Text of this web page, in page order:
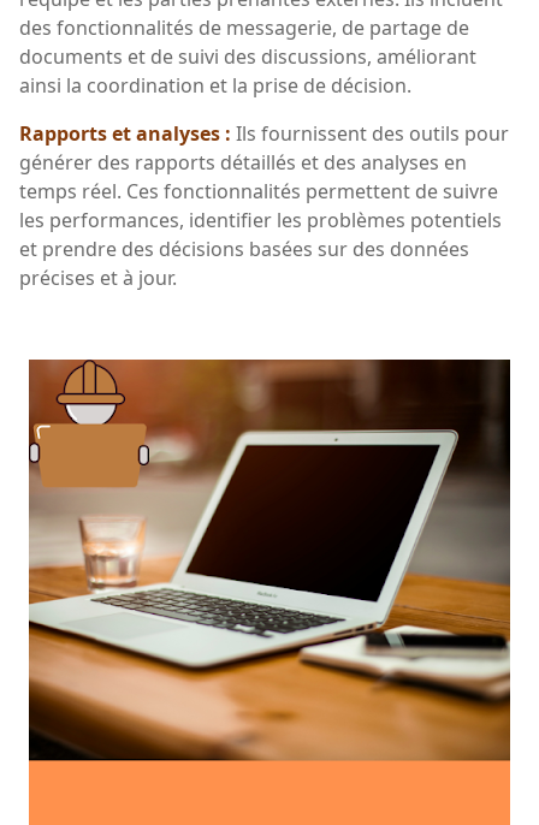
des fonctionnalités de messagerie, de partage de
documents et de suivi des discussions, améliorant
ainsi la coordination et la prise de décision.
Rapports et analyses : Ils fournissent des outils pour
générer des rapports détaillés et des analyses en
temps réel. Ces fonctionnalités permettent de suivre
les performances, identifier les problèmes potentiels
et prendre des décisions basées sur des données
précises et à jour.